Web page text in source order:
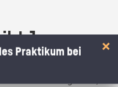
1
Praktikumsangebote,
Praktikum bei